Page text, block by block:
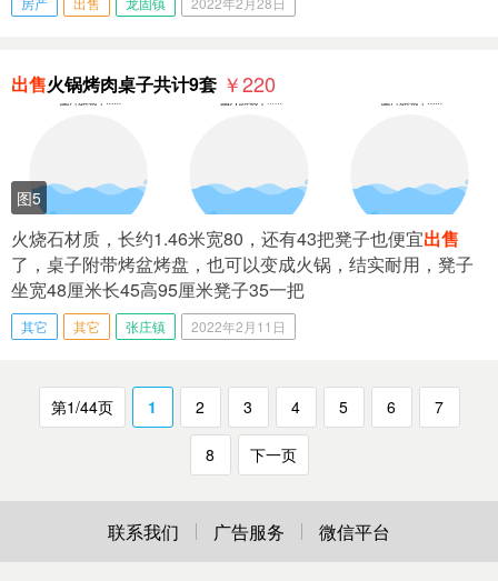
出售火锅烤肉桌子共计9套 ￥220
图5
火烧石材质，长约1.46米宽80，还有43把凳子也便宜出售
了，桌子附带烤盆烤盘，也可以变成火锅，结实耐用，凳子
坐宽48厘米长45高95厘米凳子35一把
其它 其它 张庄镇 2022年2月11日
第1/44页 1 2 3 4 5 6 7
8 下一页
联系我们 广告服务 微信平台